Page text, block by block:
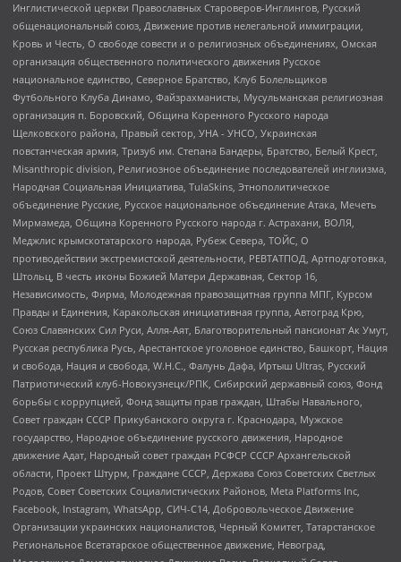
Инглистической церкви Православных Староверов-Инглингов, Русский
общенациональный союз, Движение против нелегальной иммиграции,
Кровь и Честь, О свободе совести и о религиозных объединениях, Омская
организация общественного политического движения Русское
национальное единство, Северное Братство, Клуб Болельщиков
Футбольного Клуба Динамо, Файзрахманисты, Мусульманская религиозная
организация п. Боровский, Община Коренного Русского народа
Щелковского района, Правый сектор, УНА - УНСО, Украинская
повстанческая армия, Тризуб им. Степана Бандеры, Братство, Белый Крест,
Misanthropic division, Религиозное объединение последователей инглиизма,
Народная Социальная Инициатива, TulaSkins, Этнополитическое
объединение Русские, Русское национальное объединение Атака, Мечеть
Мирмамеда, Община Коренного Русского народа г. Астрахани, ВОЛЯ,
Меджлис крымскотатарского народа, Рубеж Севера, ТОЙС, О
противодействии экстремистской деятельности, РЕВТАТПОД, Артподготовка,
Штольц, В честь иконы Божией Матери Державная, Сектор 16,
Независимость, Фирма, Молодежная правозащитная группа МПГ, Курсом
Правды и Единения, Каракольская инициативная группа, Автоград Крю,
Союз Славянских Сил Руси, Алля-Аят, Благотворительный пансионат Ак Умут,
Русская республика Русь, Арестантское уголовное единство, Башкорт, Нация
и свобода, Нация и свобода, W.H.С., Фалунь Дафа, Иртыш Ultras, Русский
Патриотический клуб-Новокузнецк/РПК, Сибирский державный союз, Фонд
борьбы с коррупцией, Фонд защиты прав граждан, Штабы Навального,
Совет граждан СССР Прикубанского округа г. Краснодара, Мужское
государство, Народное объединение русского движения, Народное
движение Адат, Народный совет граждан РСФСР СССР Архангельской
области, Проект Штурм, Граждане СССР, Держава Союз Советских Светлых
Родов, Совет Советских Социалистических Районов, Meta Platforms Inc,
Facebook, Instagram, WhatsApp, СИЧ-С14, Добровольческое Движение
Организации украинских националистов, Черный Комитет, Татарстанское
Региональное Всетатарское общественное движение, Невоград,